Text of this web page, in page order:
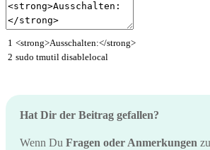
1
2
<strong>Ausschalten:</strong>
sudo tmutil disablelocal
Hat Dir der Beitrag gefallen?
Wenn Du Fragen oder Anmerkungen